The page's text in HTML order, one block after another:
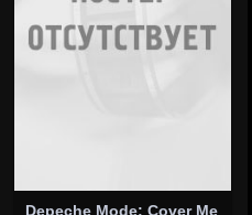
Depeche Mode: Cover Me